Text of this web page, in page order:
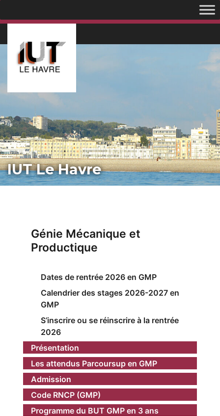
IUT Le Havre
Génie Mécanique et
Productique
Dates de rentrée 2026 en GMP
Calendrier des stages 2026-2027 en
GMP
S’inscrire ou se réinscrire à la rentrée
2026
Présentation
Les attendus Parcoursup en GMP
Admission
Code RNCP (GMP)
Programme du BUT GMP en 3 ans